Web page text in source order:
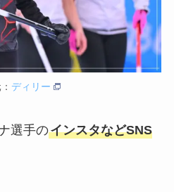
ディリー
選手のインスタなどSNS